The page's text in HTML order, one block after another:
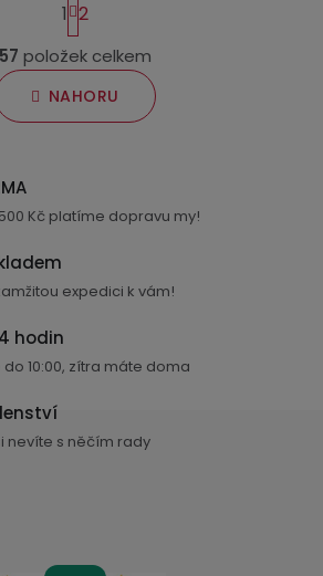
O
v
l
á
í
v
y
p
t
r
á
n
n
í
1 2
57 položek celkem
NAHORU
Kč platíme dopravu my!
expedici k vám!
hodin
10:00, zítra máte doma
nevíte s něčím rady